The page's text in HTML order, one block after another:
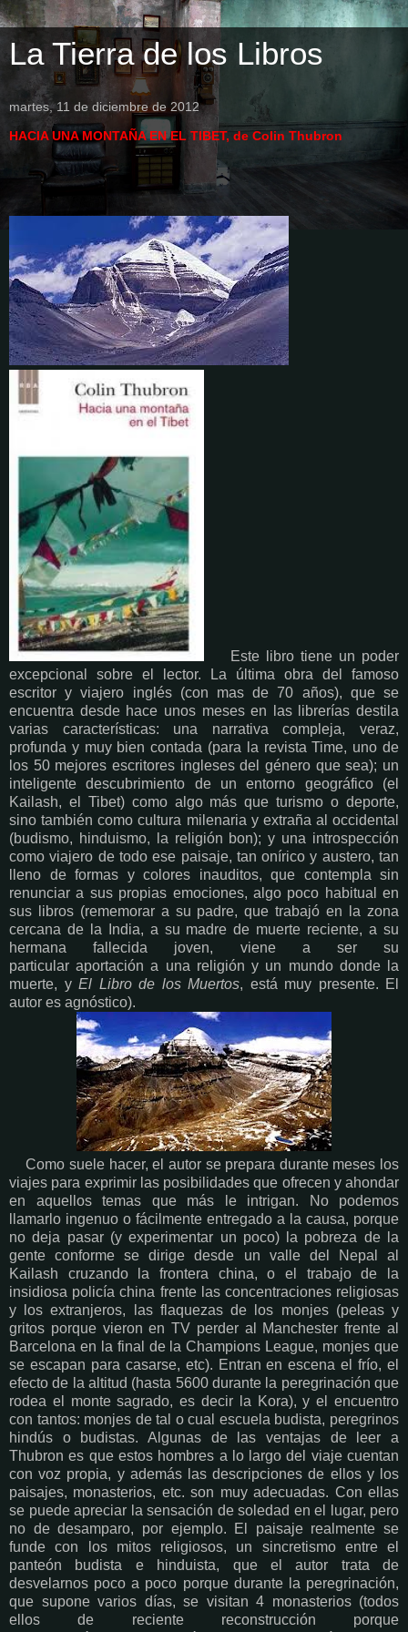
La Tierra de los Libros
martes, 11 de diciembre de 2012
HACIA UNA MONTAÑA EN EL TIBET, de Colin Thubron
Este libro tiene un poder
excepcional sobre el lector. La última obra del famoso
escritor y viajero inglés (con mas de 70 años), que se
encuentra desde hace unos meses en las librerías destila
varias características: una narrativa compleja, veraz,
profunda y muy bien contada (para la revista Time, uno de
los 50 mejores escritores ingleses del género que sea); un
inteligente descubrimiento de un entorno geográfico (el
Kailash, el Tibet) como algo más que turismo o deporte,
sino también como cultura milenaria y extraña al occidental
(budismo, hinduismo, la religión bon); y una introspección
como viajero de todo ese paisaje, tan onírico y austero, tan
lleno de formas y colores inauditos, que contempla sin
renunciar a sus propias emociones, algo poco habitual en
sus libros (rememorar a su padre, que trabajó en la zona
cercana de la India, a su madre de muerte reciente, a su
hermana fallecida joven, viene a ser su
particular aportación a una religión y un mundo donde la
muerte, yEl Libro de los Muertos, está muy presente. El
autor es agnóstico).
Como suele hacer, el autor se prepara durante meses los
viajes para exprimir las posibilidades que ofrecen y ahondar
en aquellos temas que más le intrigan. No podemos
llamarlo ingenuo o fácilmente entregado a la causa, porque
no deja pasar (y experimentar un poco) la pobreza de la
gente conforme se dirige desde un valle del Nepal al
Kailash cruzando la frontera china, o el trabajo de la
insidiosa policía china frente las concentraciones religiosas
y los extranjeros, las flaquezas de los monjes (peleas y
gritos porque vieron en TV perder al Manchester frente al
Barcelona en la final de la Champions League, monjes que
se escapan para casarse, etc). Entran en escena el frío, el
efecto de la altitud (hasta 5600 durante la peregrinación que
rodea el monte sagrado, es decir la Kora), y el encuentro
con tantos: monjes de tal o cual escuela budista, peregrinos
hindús o budistas. Algunas de las ventajas de leer a
Thubron es que estos hombres a lo largo del viaje cuentan
con voz propia, y además las descripciones de ellos y los
paisajes, monasterios, etc. son muy adecuadas. Con ellas
se puede apreciar la sensación de soledad en el lugar, pero
no de desamparo, por ejemplo. El paisaje realmente se
funde con los mitos religiosos, un sincretismo entre el
panteón budista e hinduista, que el autor trata de
desvelarnos poco a poco porque durante la peregrinación,
que supone varios días, se visitan 4 monasterios (todos
ellos de reciente reconstrucción porque